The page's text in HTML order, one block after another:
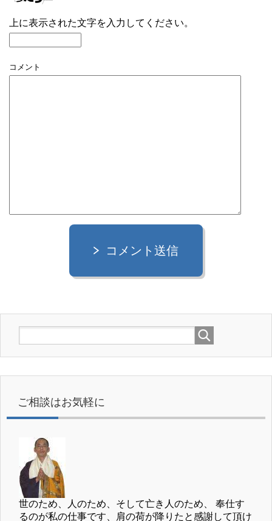
上に表示された文字を入力してください。
コメント
コメント送信
ご相談はお気軽に
世のため、人のため、そして亡き人のため、 奉仕す
るのが私の仕事です、肩の荷が降りたと感謝して頂け